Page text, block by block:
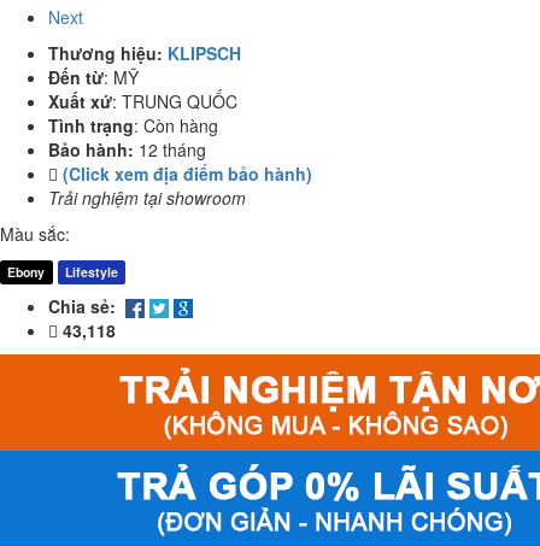
Next
Thương hiệu: KLIPSCH
Đến từ: MỸ
Xuất xứ: TRUNG QUỐC
Tình trạng: Còn hàng
Bảo hành: 12 tháng
(Click xem địa điểm bảo hành)
Trải nghiệm tại showroom
Màu sắc:
Ebony Lifestyle
Chia sẻ:
43,118